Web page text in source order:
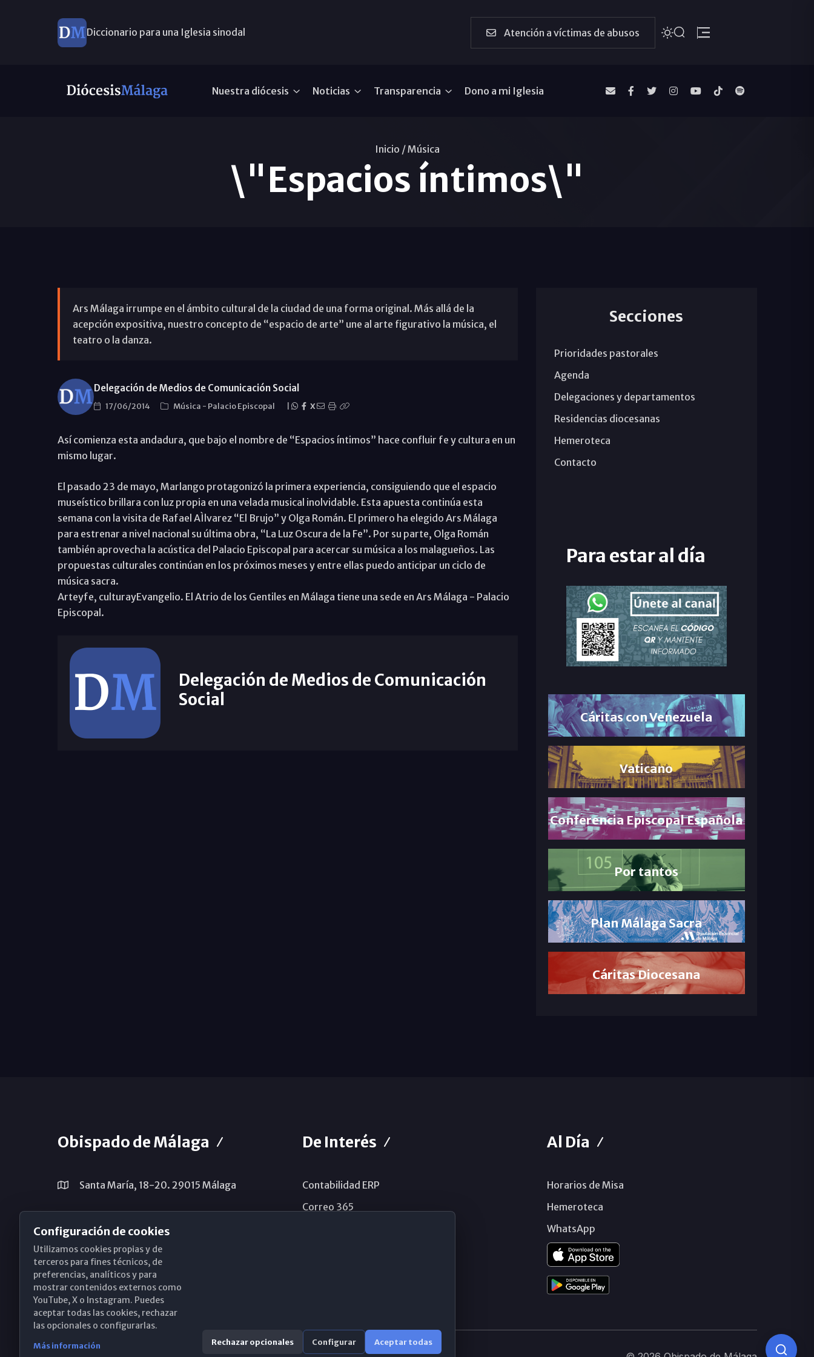
Diccionario para una Iglesia sinodal Atención a víctimas de abusos
Nuestra diócesis Noticias Transparencia Dono a mi Iglesia
Inicio /Música
\"Espacios íntimos\"
Ars Málaga irrumpe en el ámbito cultural de la ciudad de una forma original. Más allá de la
acepción expositiva, nuestro concepto de “espacio de arte” une al arte figurativo la música, el
teatro o la danza.
Delegación de Medios de Comunicación Social
17/06/2014 Música - Palacio Episcopal X
Así comienza esta andadura, que bajo el nombre de “Espacios íntimos” hace confluir fe y cultura en un
mismo lugar.
El pasado 23 de mayo, Marlango protagonizó la primera experiencia, consiguiendo que el espacio
museístico brillara con luz propia en una velada musical inolvidable. Esta apuesta continúa esta
semana con la visita de Rafael AÌlvarez “El Brujo” y Olga Román. El primero ha elegido Ars Málaga
para estrenar a nivel nacional su última obra, “La Luz Oscura de la Fe”. Por su parte, Olga Román
también aprovecha la acústica del Palacio Episcopal para acercar su música a los malagueños. Las
propuestas culturales continúan en los próximos meses y entre ellas puedo anticipar un ciclo de
música sacra.
Arteyfe, culturayEvangelio. El Atrio de los Gentiles en Málaga tiene una sede en Ars Málaga - Palacio
Episcopal.
Delegación de Medios de Comunicación
Social
Secciones
Prioridades pastorales
Agenda
Delegaciones y departamentos
Residencias diocesanas
Hemeroteca
Contacto
Para estar al día
Cáritas con Venezuela
Vaticano
Conferencia Episcopal Española
Por tantos
Plan Málaga Sacra
Cáritas Diocesana
Obispado de Málaga
Santa María, 18-20. 29015 Málaga
(+34) 952 224 386
obispado@diocesismalaga.es
De Interés
Contabilidad ERP
Correo 365
Al Día
Horarios de Misa
Hemeroteca
WhatsApp
Configuración de cookies
Utilizamos cookies propias y de
terceros para fines técnicos, de
preferencias, analíticos y para
mostrar contenidos externos como
YouTube, X o Instagram. Puedes
aceptar todas las cookies, rechazar
las opcionales o configurarlas.
Más información Rechazar opcionales Configurar Aceptar todas